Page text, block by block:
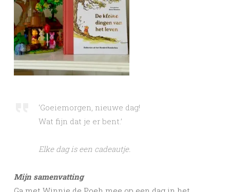
‘Goeiemorgen, nieuwe dag!
Wat fijn dat je er bent.’
Elke dag is een cadeautje.
Mijn samenvatting